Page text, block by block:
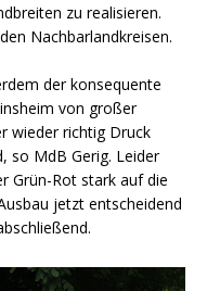
zu realisieren.
Nachbarlandkreisen.
der konsequente
von großer
wieder richtig Druck
so MdB Gerig. Leider
Grün-Rot stark auf die
jetzt entscheidend